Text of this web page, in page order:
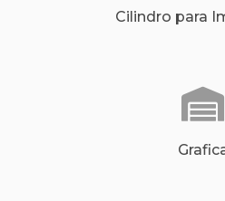
Cilindro para